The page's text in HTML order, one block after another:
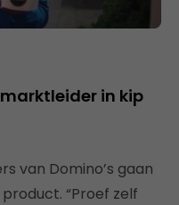
in kip
van Domino’s gaan
“Proef zelf